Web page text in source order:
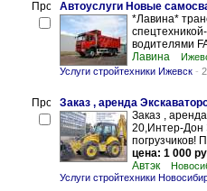
Автоуслуги Новые
*Лавина*
водителями
Лавина
Услуги стройтехники Ижевск -
Заказ , аренда
Заказ ,
20,Интер-Дон
погрузчиков!
цена: 1 000
Автэк
Услуги стройтехники